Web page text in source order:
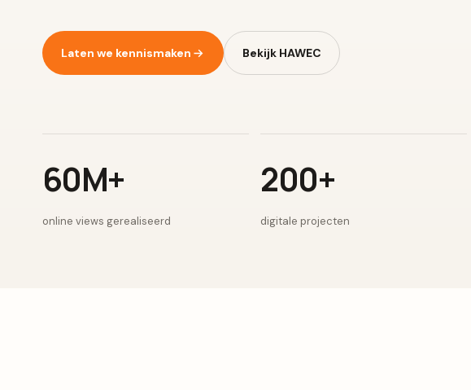
Laten we kennismaken Bekijk HAWEC
60M+
online views gerealiseerd
200+
digitale projecten